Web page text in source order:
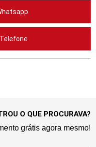
O QUE PROCURAVA?
grátis agora mesmo!